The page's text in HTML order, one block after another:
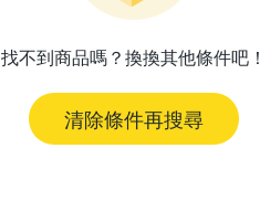
找不到商品嗎？換換其他條件吧！
清除條件再搜尋